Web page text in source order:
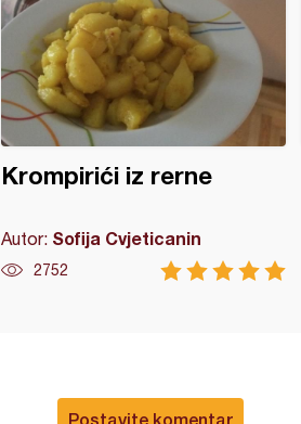
Krompirići iz rerne
Autor: Sofija Cvjeticanin
2752
Postavite komentar